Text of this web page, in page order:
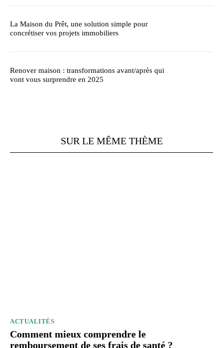
La Maison du Prêt, une solution simple pour
concrétiser vos projets immobiliers
Renover maison : transformations avant/après qui
vont vous surprendre en 2025
SUR LE MÊME THÈME
ACTUALITÉS
Comment mieux comprendre le
remboursement de ses frais de santé ?